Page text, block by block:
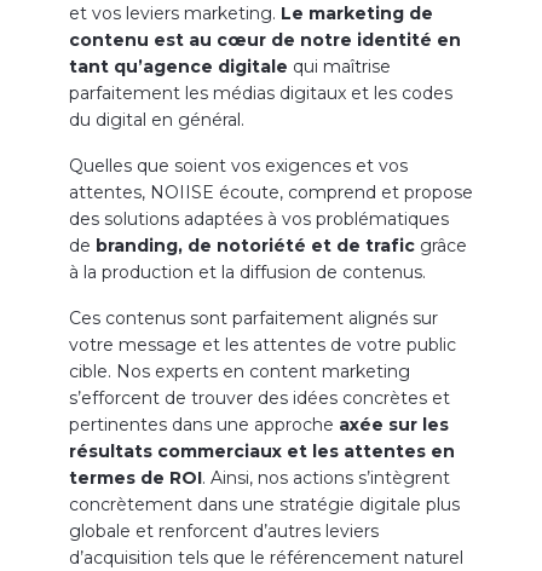
et vos leviers marketing. Le marketing de
contenu est au cœur de notre identité en
tant qu’agence digitale qui maîtrise
parfaitement les médias digitaux et les codes
du digital en général.
Quelles que soient vos exigences et vos
attentes, NOIISE écoute, comprend et propose
des solutions adaptées à vos problématiques
de branding, de notoriété et de traficgrâce
à la production et la diffusion de contenus.
Ces contenus sont parfaitement alignés sur
votre message et les attentes de votre public
cible. Nos experts en content marketing
s’efforcent de trouver des idées concrètes et
pertinentes dans une approche axée sur les
résultats commerciaux et les attentes en
termes de ROI. Ainsi, nos actions s’intègrent
concrètement dans une stratégie digitale plus
globale et renforcent d’autres leviers
d’acquisition tels que le référencement naturel